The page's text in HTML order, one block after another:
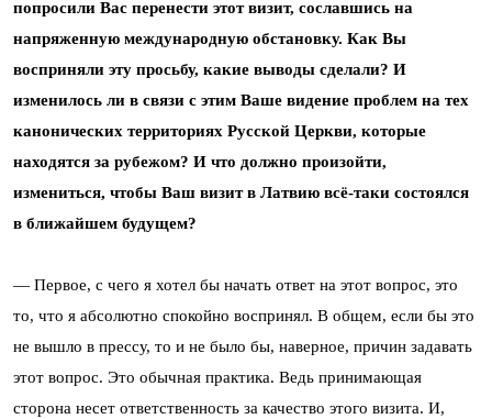
попросили Вас перенести этот визит, сославшись на
напряженную международную обстановку. Как Вы
восприняли эту просьбу, какие выводы сделали? И
изменилось ли в связи с этим Ваше видение проблем на тех
канонических территориях Русской Церкви, которые
находятся за рубежом? И что должно произойти,
измениться, чтобы Ваш визит в Латвию всё-таки состоялся
в ближайшем будущем?
— Первое, с чего я хотел бы начать ответ на этот вопрос, это
то, что я абсолютно спокойно воспринял. В общем, если бы это
не вышло в прессу, то и не было бы, наверное, причин задавать
этот вопрос. Это обычная практика. Ведь принимающая
сторона несет ответственность за качество этого визита. И,